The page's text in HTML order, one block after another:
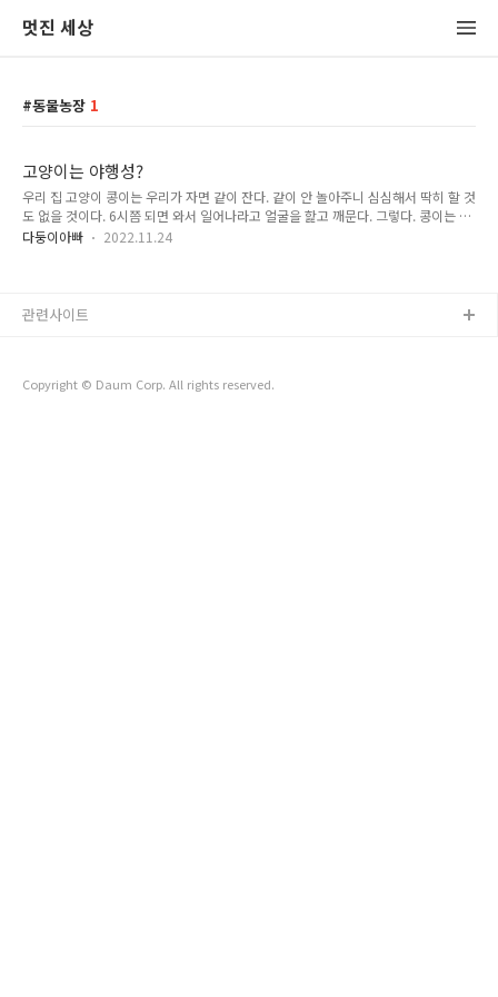
멋진 세상
동물농장 1
고양이는 야행성?
우리 집 고양이 콩이는 우리가 자면 같이 잔다. 같이 안 놀아주니 심심해서 딱히 할 것
도 없을 것이다. 6시쯤 되면 와서 일어나라고 얼굴을 핥고 깨문다. 그렇다. 콩이는 삼
대가 덕을 쌓아야 만날 수 있다는 개냥이다. (우리 집안 잘은 모르지만 삼대가 덕을
행성인 건 고양이가 원래 그러고 싶은 게 아니라 먹고 살려다 보니, 먹이들이 야행성
다둥이아빠 2022.11.24
Copyright © Daum Corp. All rights reserved.
관련사이트